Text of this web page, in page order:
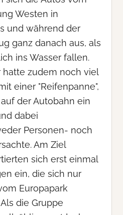
Westen in
und während der
ganz danach aus, als
ins Wasser fallen.
hatte zudem noch viel
einer "Reifenpanne",
der Autobahn ein
dabei
Personen- noch
Am Ziel
sich erst einmal
ein, die sich nur
Europapark
die Gruppe